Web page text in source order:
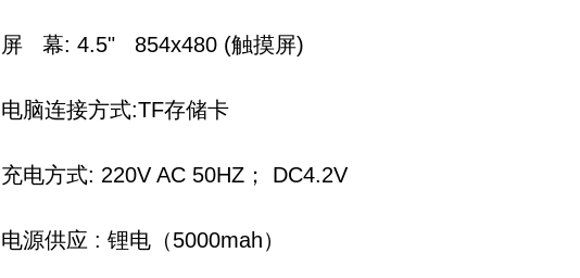
屏 幕: 4.5" 854x480 (触摸屏)
电脑连接方式:TF存储卡
充电方式: 220V AC 50HZ； DC4.2V
电源供应 : 锂电（5000mah）